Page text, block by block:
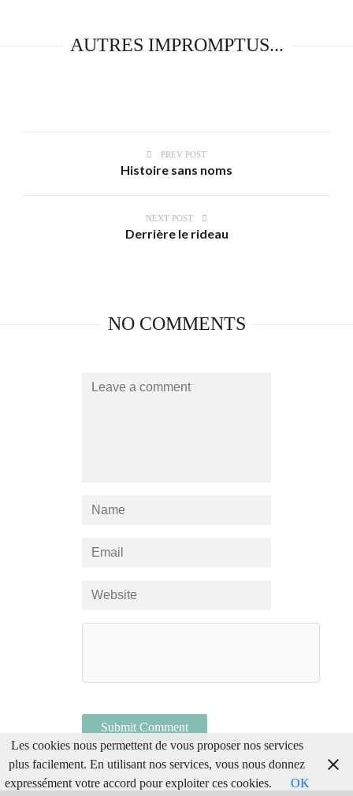
AUTRES IMPROMPTUS...
PREV POST
Histoire sans noms
NEXT POST
Derrière le rideau
NO COMMENTS
Les cookies nous permettent de vous proposer nos services
plus facilement. En utilisant nos services, vous nous donnez
expressément votre accord pour exploiter ces cookies.
OK